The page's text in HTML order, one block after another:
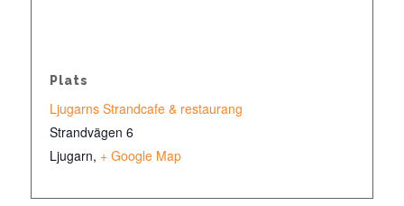
Plats
Ljugarns Strandcafe & restaurang
Strandvägen 6
Ljugarn, + Google Map